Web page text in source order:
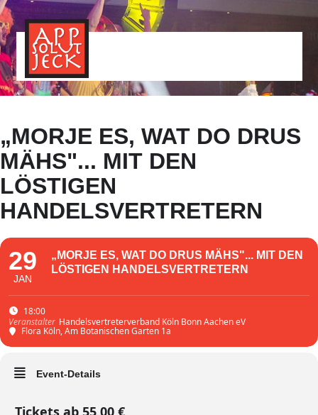
„MORJE ES, WAT DO DRUS
MÄHS"... MIT DEN
LÖSTIGEN
HANDELSVERTRETERN
18:00
Veranstalter Handelsvertreterverband Köln Bonn Aachen eV
Flora Köln, Am Botanischen Garten 1a
29
JAN
„MORJE ES, WAT DO DRUS MÄHS"... MIT DEN
LÖSTIGEN HANDELSVERTRETERN
Event-Details